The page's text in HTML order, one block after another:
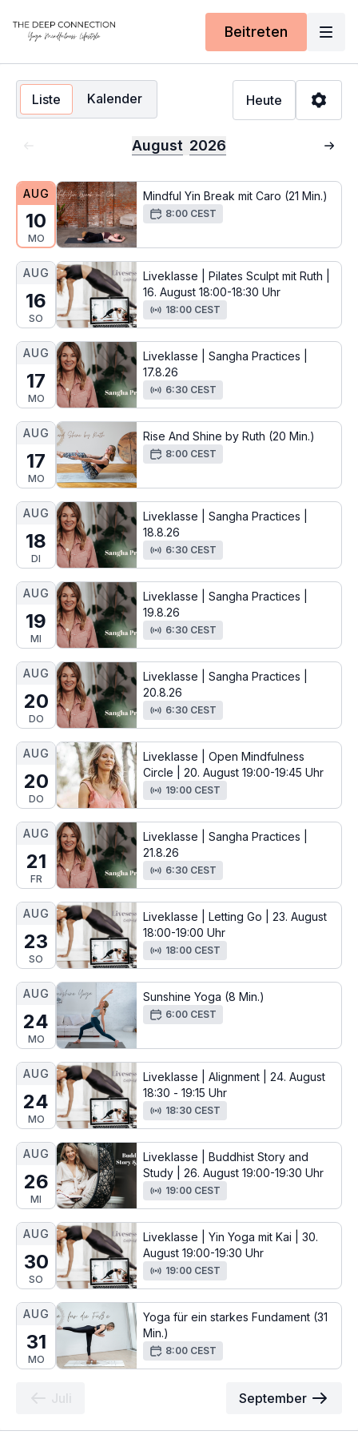
Beitreten
Liste Kalender
August 2026
Heute
AUG
10
MO
Mindful Yin Break mit Caro (21 Min.)
8:00 CEST
AUG
16
SO
Liveklasse | Pilates Sculpt mit Ruth |
16. August 18:00-18:30 Uhr
18:00 CEST
AUG
17
MO
Liveklasse | Sangha Practices |
17.8.26
6:30 CEST
AUG
17
MO
Rise And Shine by Ruth (20 Min.)
8:00 CEST
AUG
18
DI
Liveklasse | Sangha Practices |
18.8.26
6:30 CEST
AUG
19
MI
Liveklasse | Sangha Practices |
19.8.26
6:30 CEST
AUG
20
DO
Liveklasse | Sangha Practices |
20.8.26
6:30 CEST
AUG
20
DO
Liveklasse | Open Mindfulness
Circle | 20. August 19:00-19:45 Uhr
19:00 CEST
AUG
21
FR
Liveklasse | Sangha Practices |
21.8.26
6:30 CEST
AUG
23
SO
Liveklasse | Letting Go | 23. August
18:00-19:00 Uhr
18:00 CEST
AUG
24
MO
Sunshine Yoga (8 Min.)
6:00 CEST
AUG
24
MO
Liveklasse | Alignment | 24. August
18:30 - 19:15 Uhr
18:30 CEST
AUG
26
MI
Liveklasse | Buddhist Story and
Study | 26. August 19:00-19:30 Uhr
19:00 CEST
AUG
30
SO
Liveklasse | Yin Yoga mit Kai | 30.
August 19:00-19:30 Uhr
19:00 CEST
AUG
31
MO
Yoga für ein starkes Fundament (31
Min.)
8:00 CEST
Juli September